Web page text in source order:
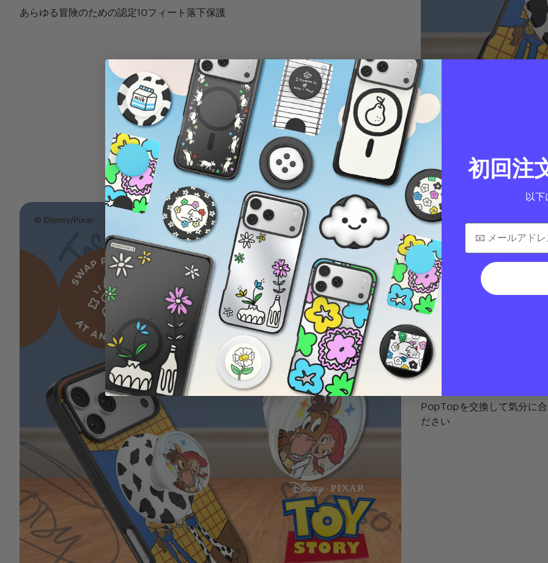
あらゆる冒険のための認定10フィート落下保護
すべての
PopTopを交換して気分に
ださい
初回注
以